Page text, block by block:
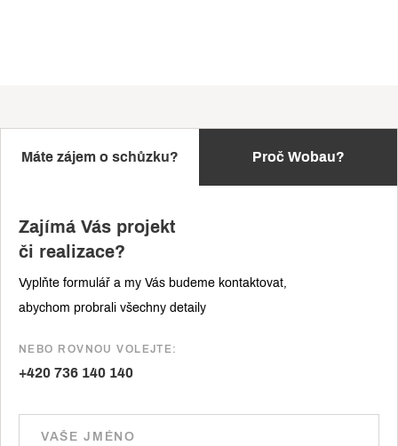
Máte zájem o schůzku? Proč Wobau?
Zajímá Vás projekt
či realizace?
Vyplňte formulář a my Vás budeme kontaktovat,
abychom probrali všechny detaily
NEBO ROVNOU VOLEJTE:
+420 736 140 140
Ponechte toto pole prázdné.